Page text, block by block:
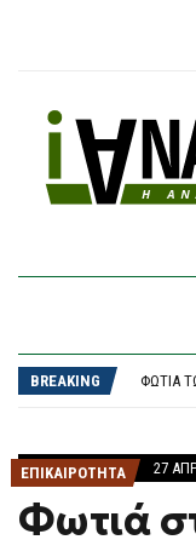
BREAKING
ΦΩΤΙΆ
ΕΠΙΚΑΙΡΟΤΗΤΑ 27
Φωτιά